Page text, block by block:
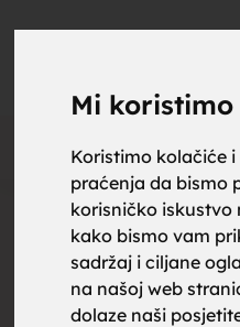
Mi
Koristimo kolačiće
praćenja da bismo
korisničko iskustvo
kako bismo vam
sadržaj i ciljane
na našoj web
dolaze naši
za